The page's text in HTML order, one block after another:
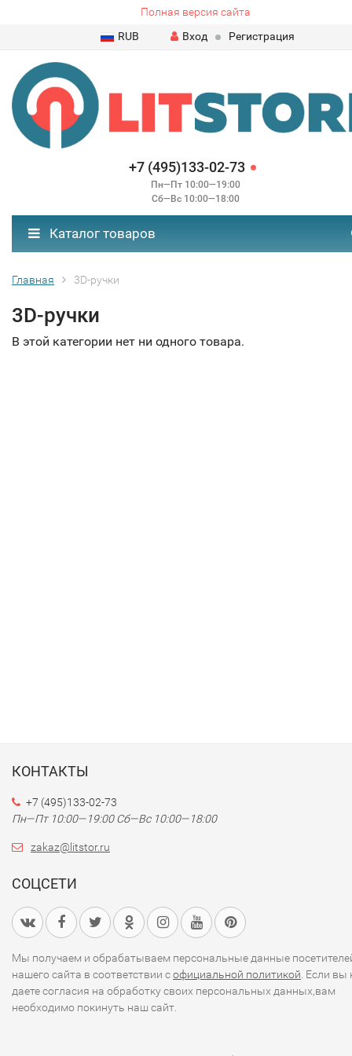
Полная версия сайта
RUB
Вход Регистрация
+7 (495)133-02-73
Пн—Пт 10:00—19:00
Сб—Вс 10:00—18:00
Каталог товаров
Главная 3D-ручки
3D-ручки
В этой категории нет ни одного товара.
КОНТАКТЫ
+7 (495)133-02-73
Пн—Пт 10:00—19:00 Сб—Вс 10:00—18:00
zakaz@litstor.ru
СОЦСЕТИ
Мы получаем и обрабатываем персональные данные
нашего сайта в соответствии софициальной политикой. Если вы
даете согласия на обработку своих персональных данных,вам
необходимо покинуть наш сайт.